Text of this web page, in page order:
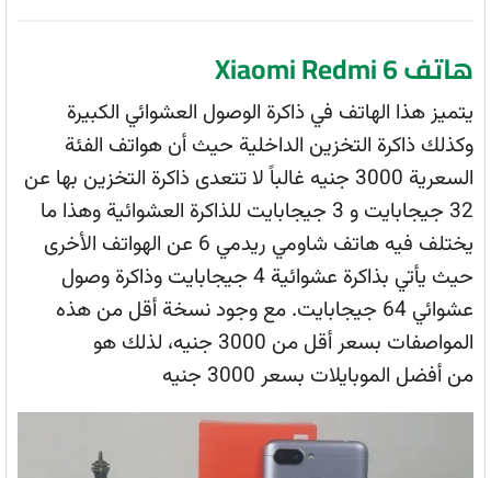
هاتف Xiaomi Redmi 6
يتميز هذا الهاتف في ذاكرة الوصول العشوائي الكبيرة
وكذلك ذاكرة التخزين الداخلية حيث أن هواتف الفئة
السعرية 3000 جنيه غالباً لا تتعدى ذاكرة التخزين بها عن
32 جيجابايت و 3 جيجابايت للذاكرة العشوائية وهذا ما
يختلف فيه هاتف شاومي ريدمي 6 عن الهواتف الأخرى
حيث يأتي بذاكرة عشوائية 4 جيجابايت وذاكرة وصول
عشوائي 64 جيجابايت. مع وجود نسخة أقل من هذه
المواصفات بسعر أقل من 3000 جنيه، لذلك هو
من أفضل الموبايلات بسعر 3000 جنيه